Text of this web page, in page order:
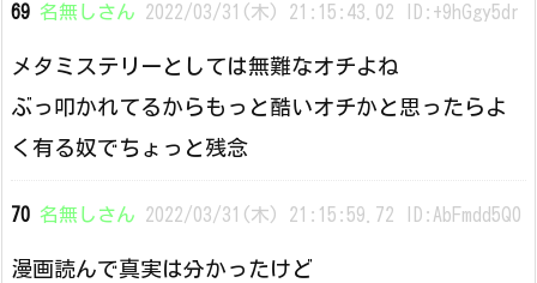
69 名無しさん 2022/03/31(木) 21:15:43.02 ID:+9hGgy5dr
メタミステリーとしては無難なオチよね
ぶっ叩かれてるからもっと酷いオチかと思ったらよ
く有る奴でちょっと残念
70 名無しさん 2022/03/31(木) 21:15:59.72 ID:AbFmdd5Q0
漫画読んで真実は分かったけど